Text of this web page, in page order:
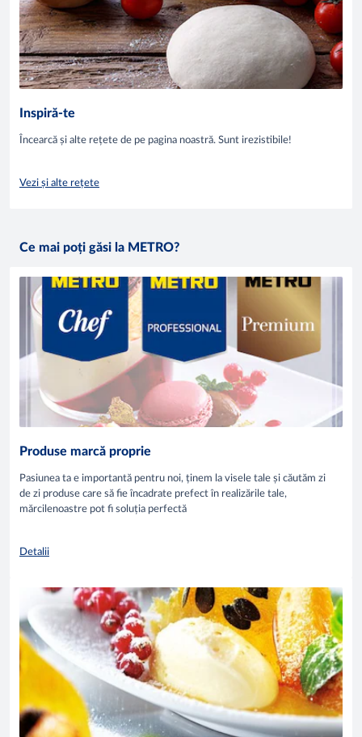
Inspiră-te
Încearcă și alte rețete de pe pagina noastră. Sunt irezistibile!
Vezi și alte rețete
Ce mai poți găsi la METRO?
Produse marcă proprie
Pasiunea ta e importantă pentru noi, ținem la visele tale și căutăm zi
de zi produse care să fie încadrate prefect în realizările tale,
mărcilenoastre pot fi soluția perfectă
Detalii